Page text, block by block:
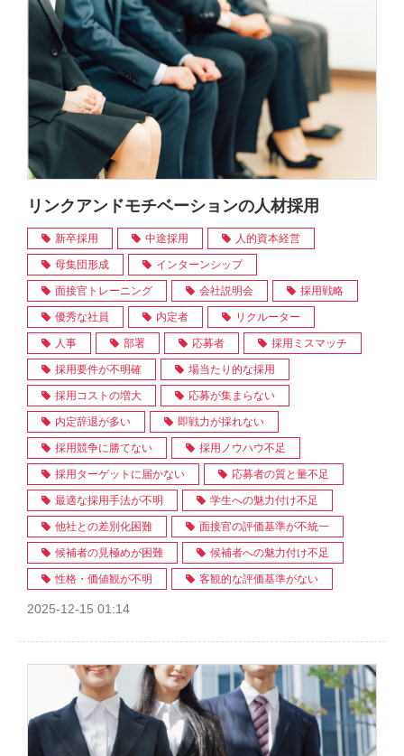
リンクアンドモチベーションの人材採用
新卒採用 中途採用 人的資本経営
母集団形成 インターンシップ
面接官トレーニング 会社説明会 採用戦略
優秀な社員 内定者 リクルーター
人事 部署 応募者 採用ミスマッチ
採用要件が不明確 場当たり的な採用
採用コストの増大 応募が集まらない
内定辞退が多い 即戦力が採れない
採用競争に勝てない 採用ノウハウ不足
採用ターゲットに届かない 応募者の質と量不足
最適な採用手法が不明 学生への魅力付け不足
他社との差別化困難 面接官の評価基準が不統一
候補者の見極めが困難 候補者への魅力付け不足
性格・価値観が不明 客観的な評価基準がない
2025-12-15 01:14